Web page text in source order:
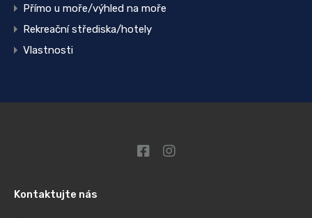
Přímo u moře/výhled na moře
Rekreační střediska/hotely
Vlastnosti
Kontaktujte nás